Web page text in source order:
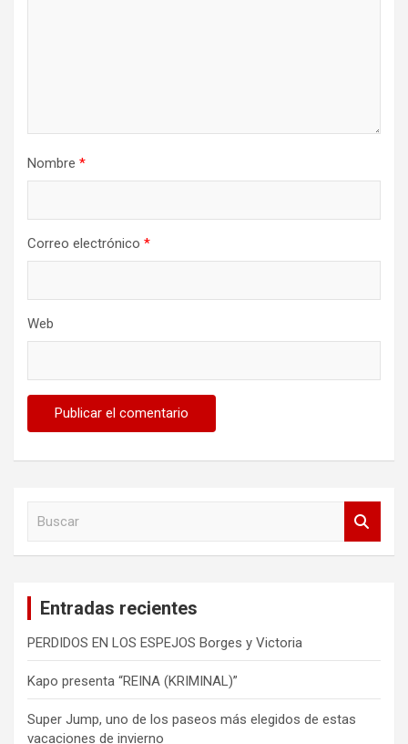
Nombre *
Correo electrónico *
Web
Entradas recientes
PERDIDOS EN LOS ESPEJOS Borges y Victoria
Kapo presenta “REINA (KRIMINAL)”
Super Jump, uno de los paseos más elegidos de estas
vacaciones de invierno